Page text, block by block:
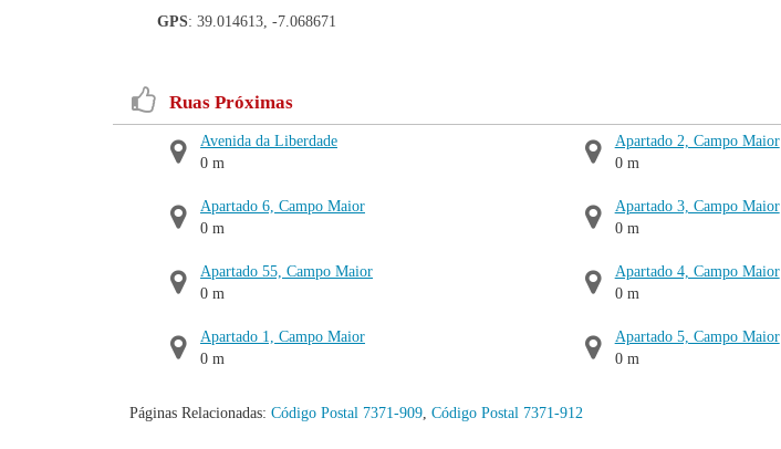
GPS: 39.014613, -7.068671
Ruas Próximas
Avenida da Liberdade
0 m
Apartado 6, Campo Maior
0 m
Apartado 55, Campo Maior
0 m
Apartado 1, Campo Maior
0 m
Apartado 2, Campo Maior
0 m
Apartado 3, Campo Maior
0 m
Apartado 4, Campo Maior
0 m
Apartado 5, Campo Maior
0 m
Páginas Relacionadas: Código Postal 7371-909, Código Postal 7371-912